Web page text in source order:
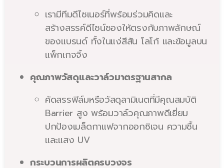
เรามีทีมดีไซเนอร์ที่พร้อมร่วมคิดและ
สร้างสรรค์ดีไซน์ซองให้ตรงกับภาพลักษณ์
ของแบรนด์ ทั้งในแง่สีสัน โลโก้ และข้อมูลบน
แพ็กเกจจิ้ง
คุณภาพวัสดุและวาล์วมาตรฐานสากล
คัดสรรฟิล์มหรือวัสดุลามิเนตที่มีคุณสมบัติ
Barrier สูง พร้อมวาล์วคุณภาพดีเยี่ยม
ปกป้องเมล็ดกาแฟจากออกซิเจน ความชื้น
และแสง UV
กระบวนการผลิตครบวงจร